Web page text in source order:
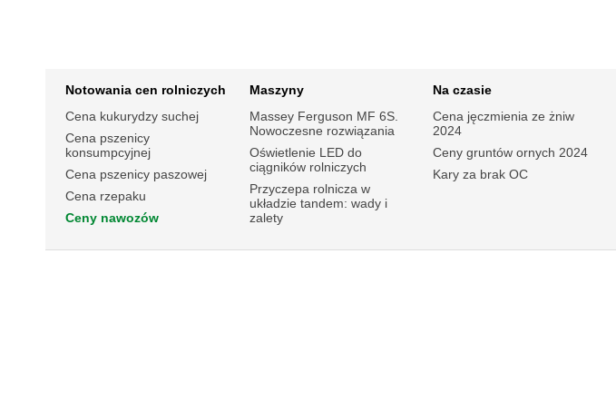
Notowania cen rolniczych
Cena kukurydzy suchej
Cena pszenicy
konsumpcyjnej
Cena pszenicy paszowej
Cena rzepaku
Ceny nawozów
Maszyny
Massey Ferguson MF 6S.
Nowoczesne rozwiązania
Oświetlenie LED do
ciągników rolniczych
Przyczepa rolnicza w
układzie tandem: wady i
zalety
Na czasie
Cena jęczmienia ze żniw
2024
Ceny gruntów ornych 2024
Kary za brak OC